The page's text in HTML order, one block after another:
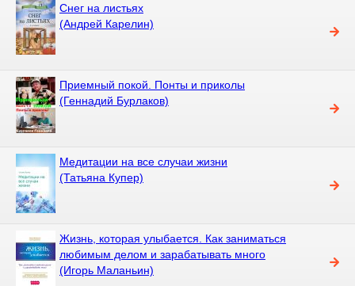
Снег на листьях
(Андрей Карелин)
Приемный покой. Понты и приколы
(Геннадий Бурлаков)
Медитации на все случаи жизни
(Татьяна Купер)
Жизнь, которая улыбается. Как заниматься
любимым делом и зарабатывать много
(Игорь Маланьин)